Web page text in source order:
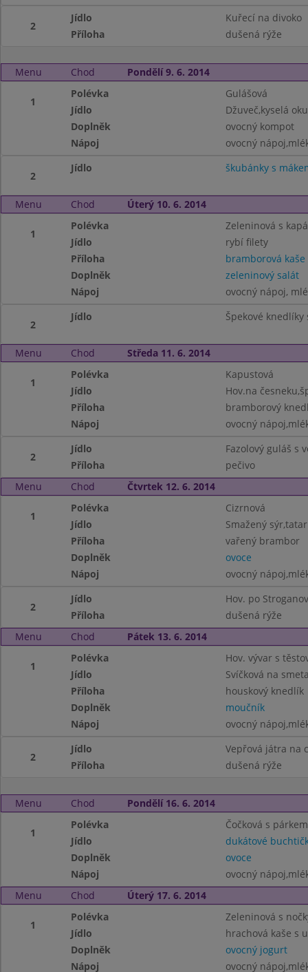
2
Jídlo
Kuřecí na divoko
Příloha
dušená rýže
Menu Chod Pondělí 9. 6. 2014
1
Polévka
Gulášová
Jídlo
Džuveč,kyselá
Doplněk
ovocný kompot
Nápoj
ovocný
2
Jídlo škubánky s
Menu Chod Úterý 10. 6. 2014
1
Polévka
Zeleninová s
Jídlo
rybí filety
Příloha
bramborová kaše
Doplněk
zeleninový salát
Nápoj
ovocný nápoj,
2
Jídlo Špekové knedlíky
Menu Chod Středa 11. 6. 2014
1
Polévka
Kapustová
Jídlo
Hov.na
Příloha
bramborový
Nápoj
ovocný
2
Jídlo
Fazolový guláš s
Příloha
pečivo
Menu
Chod Čtvrtek 12. 6. 2014
1
Polévka
Cizrnová
Jídlo
Smažený
Příloha
vařený brambor
Doplněk
ovoce
Nápoj
ovocný
2
Jídlo
Hov. po
Příloha
dušená rýže
Menu
Chod Pátek 13. 6. 2014
1
Polévka
Hov. vývar s
Jídlo
Svíčková na
Příloha
houskový knedlík
Doplněk
moučník
Nápoj
ovocný
2
Jídlo
Vepřová játra na
Příloha
dušená rýže
Menu Chod Pondělí 16. 6. 2014
1
Polévka
Čočková s párkem
Jídlo
dukátové
Doplněk
ovoce
Nápoj
ovocný
Menu
Chod Úterý 17. 6. 2014
1
Polévka
Zeleninová s
Jídlo
hrachová kaše s
Doplněk
ovocný jogurt
Nápoj
ovocný